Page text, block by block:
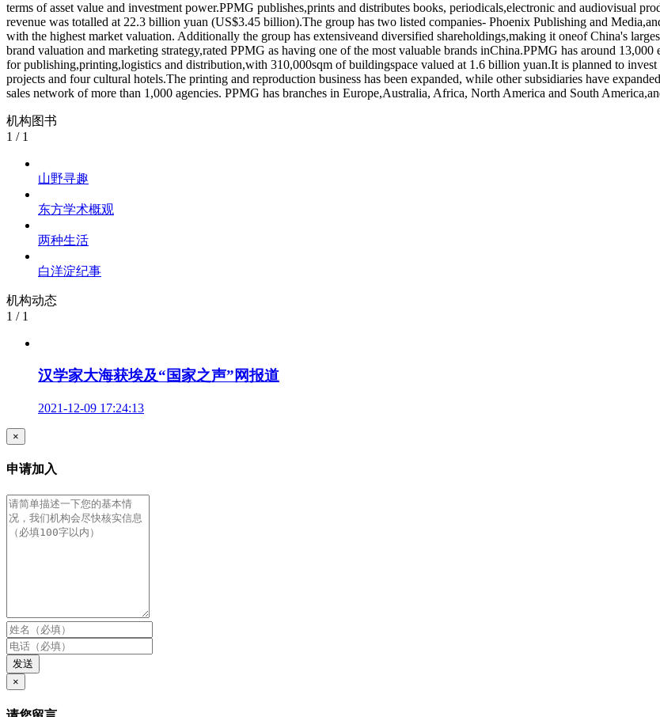
terms of asset value and investment power.PPMG publishes,prints and distributes books, periodicals,electronic and audiovisual
revenue was totalled at 22.3 billion yuan (US$3.45 billion).The group has two listed companies- Phoenix Publishing and
with the highest market valuation. Additionally the group has extensiveand diversified shareholdings,making it oneof China's
brand valuation and marketing strategy,rated PPMG as having one of the most valuable brands inChina.PPMG has around
for publishing,printing,logistics and distribution,with 310,000sqm of buildingspace valued at 1.6 billion yuan.It is planned to
projects and four cultural hotels.The printing and reproduction business has been expanded, while other subsidiaries have
sales network of more than 1,000 agencies. PPMG has branches in Europe,Australia, Africa, North America and South
机构图书
1 / 1
山野寻趣
东方学术概观
两种生活
白洋淀纪事
机构动态
1 / 1
汉学家大海获埃及“国家之声”网报道
2021-12-09 17:24:13
×
申请加入
发送
×